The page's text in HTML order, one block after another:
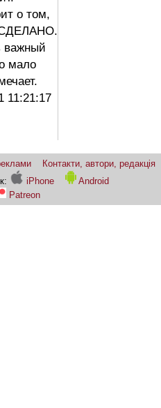
о том,
важный
мало
11:21:17
Контакти, автори, редакція
iPhone
Android
Patreon